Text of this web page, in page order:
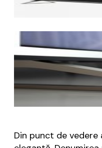
Din punct de vedere